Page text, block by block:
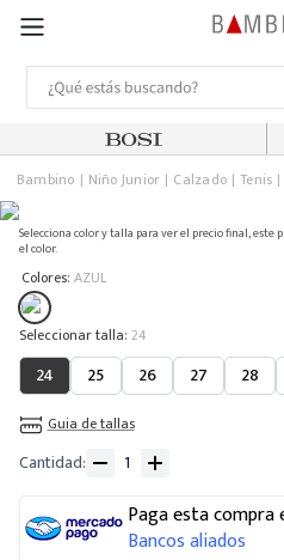
Bambino Niño Junior Calzado Tenis
Selecciona color y talla para ver el precio final, este
el color.
Colores: AZUL
: 24
24 25 26 27 28
Guia de tallas
Cantidad
Paga esta compra
Bancos aliados